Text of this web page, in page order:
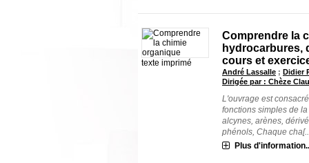
texte imprimé
Comprendre la
hydrocarbures,
cours et
André Lassalle ;Didier
Dirigée par : Chèze
L'ouvrage est
fonctions simples de
alcynes, arènes,
phénols, Chaque
Plus